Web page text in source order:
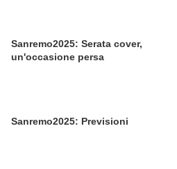
Sanremo2025: Serata cover,
un'occasione persa
Sanremo2025: Previsioni